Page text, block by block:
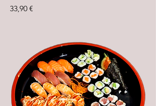
33,90 €